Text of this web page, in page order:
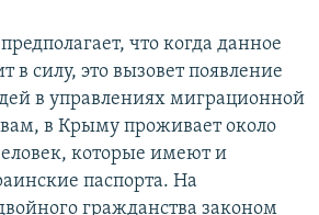
что когда данное
в силу, это вызовет появление
в управлениях миграционной
в Крыму проживает около
которые имеют и
паспорта. На
гражданства законом